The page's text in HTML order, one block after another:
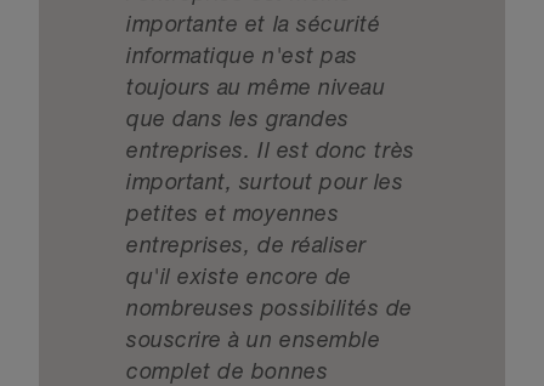
importante et la sécurité
informatique n'est pas
toujours au même niveau
que dans les grandes
entreprises. Il est donc très
important, surtout pour les
petites et moyennes
entreprises, de réaliser
qu'il existe encore de
nombreuses possibilités de
souscrire à un ensemble
complet de bonnes